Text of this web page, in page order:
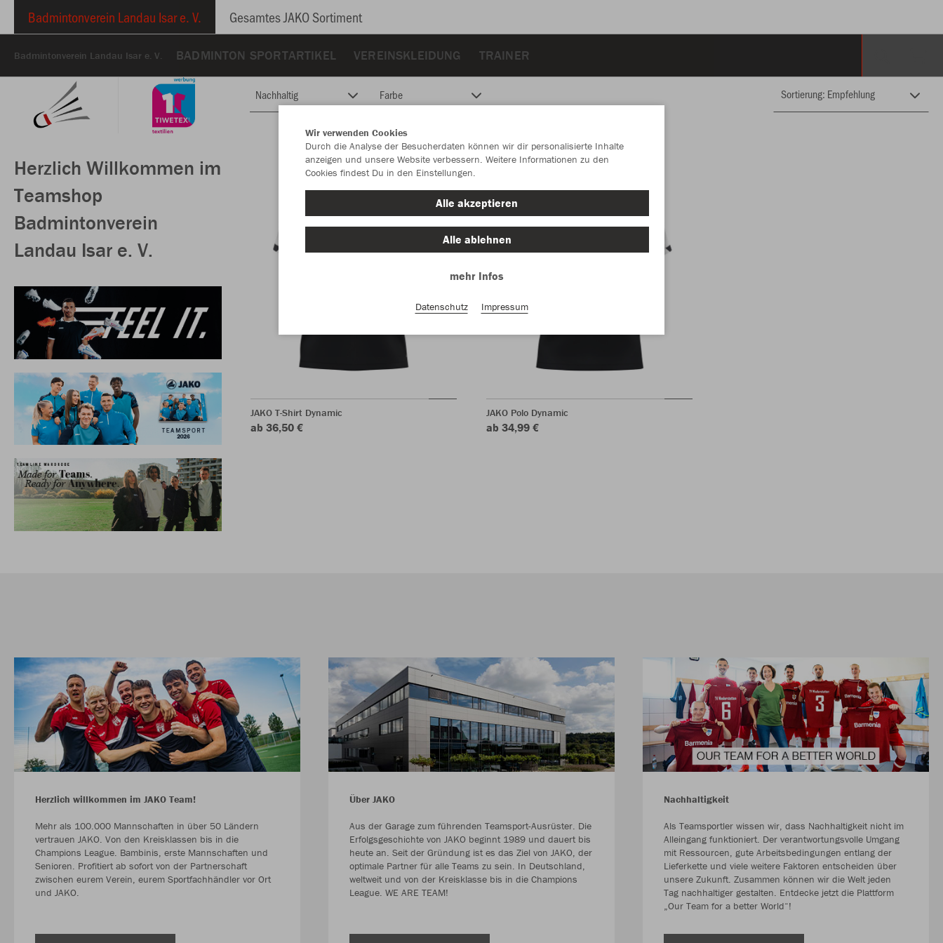
Badmintonverein Landau Isar e. V. Gesamtes JAKO Sortiment
Badmintonverein Landau Isar e. V. BADMINTON SPORTARTIKEL VEREINSKLEIDUNG TRAINER
Herzlich Willkommen im
Teamshop
Badmintonverein
Landau Isar e. V.
Nachhaltig Farbe
JAKO T-Shirt Dynamic
ab 36,50 €
JAKO Polo Dynamic
ab 34,99 €
Herzlich willkommen im JAKO Team!
Mehr als 100.000 Mannschaften in über 50 Ländern
vertrauen JAKO. Von den Kreisklassen bis in die
Champions League. Bambinis, erste Mannschaften und
Senioren. Profitiert ab sofort von der Partnerschaft
zwischen eurem Verein, eurem Sportfachhändler vor Ort
und JAKO.
Über JAKO
Aus der Garage zum führenden Teamsport-Ausrüster. Die
Erfolgsgeschichte von JAKO beginnt 1989 und dauert bis
heute an. Seit der Gründung ist es das Ziel von JAKO, der
optimale Partner für alle Teams zu sein. In Deutschland,
weltweit und von der Kreisklasse bis in die Champions
League. WE ARE TEAM!
Nachhaltigkeit
Als Teamsportler wissen wir, dass Nachhaltigkeit nicht im
Alleingang funktioniert. Der verantwortungsvolle Umgang
mit Ressourcen, gute Arbeitsbedingungen entlang der
Lieferkette und viele weitere Faktoren entscheiden über
unsere Zukunft. Zusammen können wir die Welt jeden
Tag nachhaltiger gestalten. Entdecke jetzt die Plattform
„Our Team for a better World“!
Wir verwenden Cookies
Durch die Analyse der Besucherdaten können wir dir personalisierte Inhalte
anzeigen und unsere Website verbessern. Weitere Informationen zu den
Cookies findest Du in den Einstellungen.
Alle akzeptieren
Alle ablehnen
mehr Infos
Datenschutz Impressum